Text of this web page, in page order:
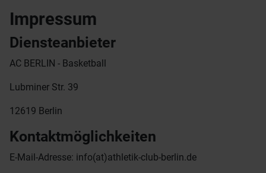
Impressum
Diensteanbieter
AC BERLIN - Basketball
Lubminer Str. 39
12619 Berlin
Kontaktmöglichkeiten
E-Mail-Adresse: info(at)athletik-club-berlin.de